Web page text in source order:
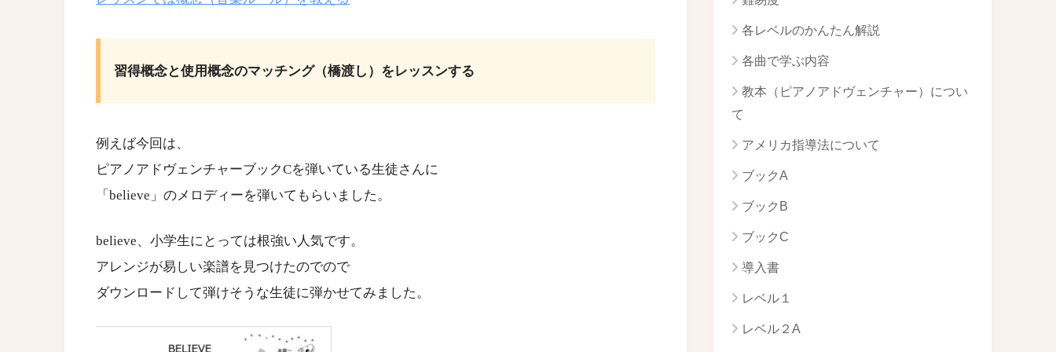
習得概念と使用概念のマッチング（橋渡し）をレッスンする
例えば今回は、
ピアノアドヴェンチャーブックCを弾いている生徒さんに
「believe」のメロディーを弾いてもらいました。
believe、小学生にとっては根強い人気です。
アレンジが易しい楽譜を見つけたのでので
ダウンロードして弾けそうな生徒に弾かせてみました。
各レベルのかんたん解説
各曲で学ぶ内容
教本（ピアノアドヴェンチャー）につい
て
アメリカ指導法について
ブックA
ブックB
ブックC
導入書
レベル１
レベル２A